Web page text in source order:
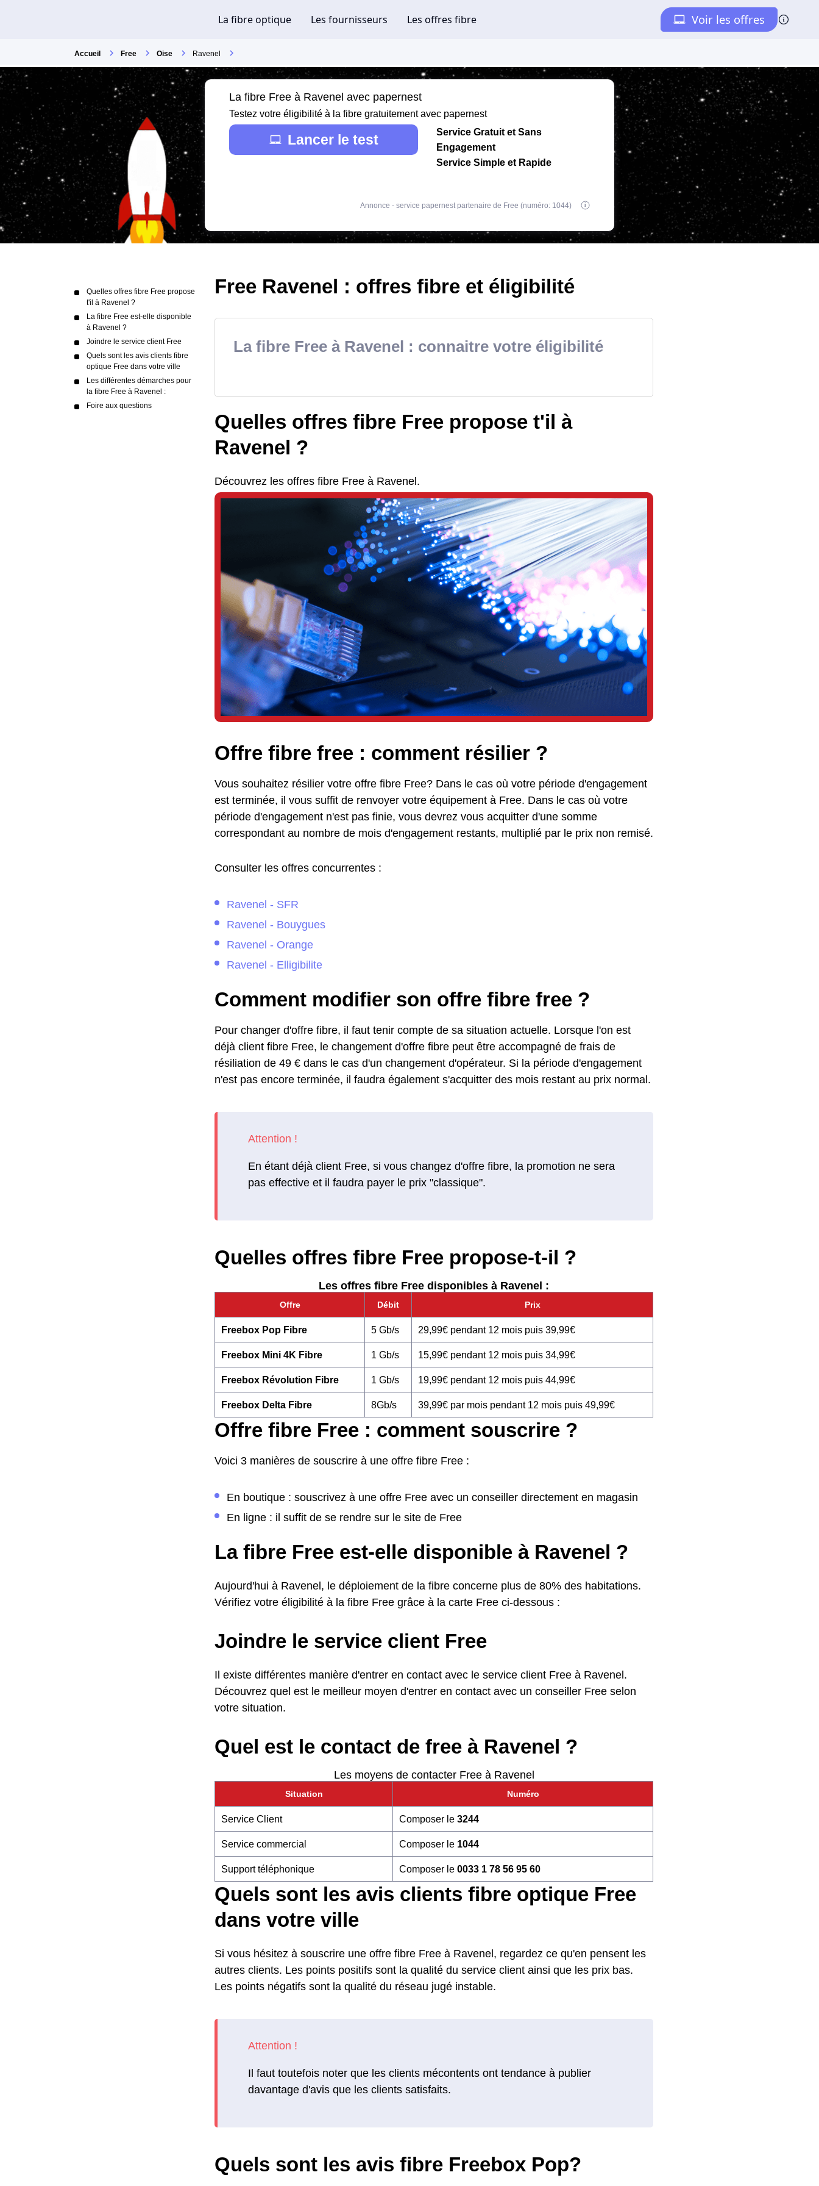
Accueil Free Oise Ravenel
La fibre Free à Ravenel avec papernest
Testez votre éligibilité à la fibre gratuitement avec papernest
Lancer le test
Service Gratuit et Sans
Engagement
Service Simple et Rapide
Annonce - service papernest partenaire de Free (numéro: 1044)
Quelles offres fibre Free propose
t'il à Ravenel ?
La fibre Free est-elle disponible
à Ravenel ?
Joindre le service client Free
Quels sont les avis clients fibre
optique Free dans votre ville
Les différentes démarches pour
la fibre Free à Ravenel :
Foire aux questions
Free Ravenel : offres fibre et éligibilité
La fibre Free à Ravenel : connaitre votre éligibilité
Quelles offres fibre Free propose t'il à
Ravenel ?
Découvrez les offres fibre Free à Ravenel.
Offre fibre free : comment résilier ?
Vous souhaitez résilier votre offre fibre Free? Dans le cas où votre période d'engagement
est terminée, il vous suffit de renvoyer votre équipement à Free. Dans le cas où votre
période d'engagement n'est pas finie, vous devrez vous acquitter d'une somme
correspondant au nombre de mois d'engagement restants, multiplié par le prix non remisé.
Consulter les offres concurrentes :
Ravenel - SFR
Ravenel - Bouygues
Ravenel - Orange
Ravenel - Elligibilite
Comment modifier son offre fibre free ?
Pour changer d'offre fibre, il faut tenir compte de sa situation actuelle. Lorsque l'on est
déjà client fibre Free, le changement d'offre fibre peut être accompagné de frais de
résiliation de 49 € dans le cas d'un changement d'opérateur. Si la période d'engagement
n'est pas encore terminée, il faudra également s'acquitter des mois restant au prix normal.
En étant déjà client Free, si vous changez d'offre fibre, la promotion ne sera
pas effective et il faudra payer le prix "classique".
Quelles offres fibre Free propose-t-il ?
Les offres fibre Free disponibles à Ravenel :
Offre Débit Prix
Freebox Pop Fibre 5 Gb/s 29,99€ pendant 12 mois puis 39,99€
Freebox Mini 4K Fibre 1 Gb/s 15,99€ pendant 12 mois puis 34,99€
Freebox Révolution Fibre 1 Gb/s 19,99€ pendant 12 mois puis 44,99€
Freebox Delta Fibre 8Gb/s 39,99€ par mois pendant 12 mois puis 49,99€
Offre fibre Free : comment souscrire ?
Voici 3 manières de souscrire à une offre fibre Free :
En boutique : souscrivez à une offre Free avec un conseiller directement en magasin
En ligne : il suffit de se rendre sur le site de Free
La fibre Free est-elle disponible à Ravenel ?
Aujourd'hui à Ravenel, le déploiement de la fibre concerne plus de 80% des habitations.
Vérifiez votre éligibilité à la fibre Free grâce à la carte Free ci-dessous :
Joindre le service client Free
Il existe différentes manière d'entrer en contact avec le service client Free à Ravenel.
Découvrez quel est le meilleur moyen d'entrer en contact avec un conseiller Free selon
votre situation.
Quel est le contact de free à Ravenel ?
Les moyens de contacter Free à Ravenel
Situation Numéro
Service Client Composer le 3244
Service commercial Composer le 1044
Support téléphonique Composer le 0033 1 78 56 95 60
Quels sont les avis clients fibre optique Free
dans votre ville
Si vous hésitez à souscrire une offre fibre Free à Ravenel, regardez ce qu'en pensent les
autres clients. Les points positifs sont la qualité du service client ainsi que les prix bas.
Les points négatifs sont la qualité du réseau jugé instable.
Il faut toutefois noter que les clients mécontents ont tendance à publier
davantage d'avis que les clients satisfaits.
Quels sont les avis fibre Freebox Pop?